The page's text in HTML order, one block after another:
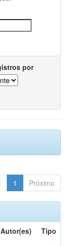
por
1 Próximo
Autor(es) Tipo